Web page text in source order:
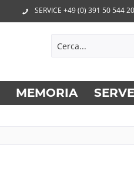
SERVICE +49 (0) 391 50 544 20
MEMORIA